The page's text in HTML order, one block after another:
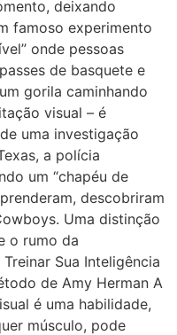
deixando
famoso experimento
onde pessoas
de basquete e
gorila caminhando
visual – é
uma investigação
a polícia
um “chapéu de
descobriram
Uma distinção
o rumo da
Sua Inteligência
de Amy Herman A
é uma habilidade,
músculo, pode